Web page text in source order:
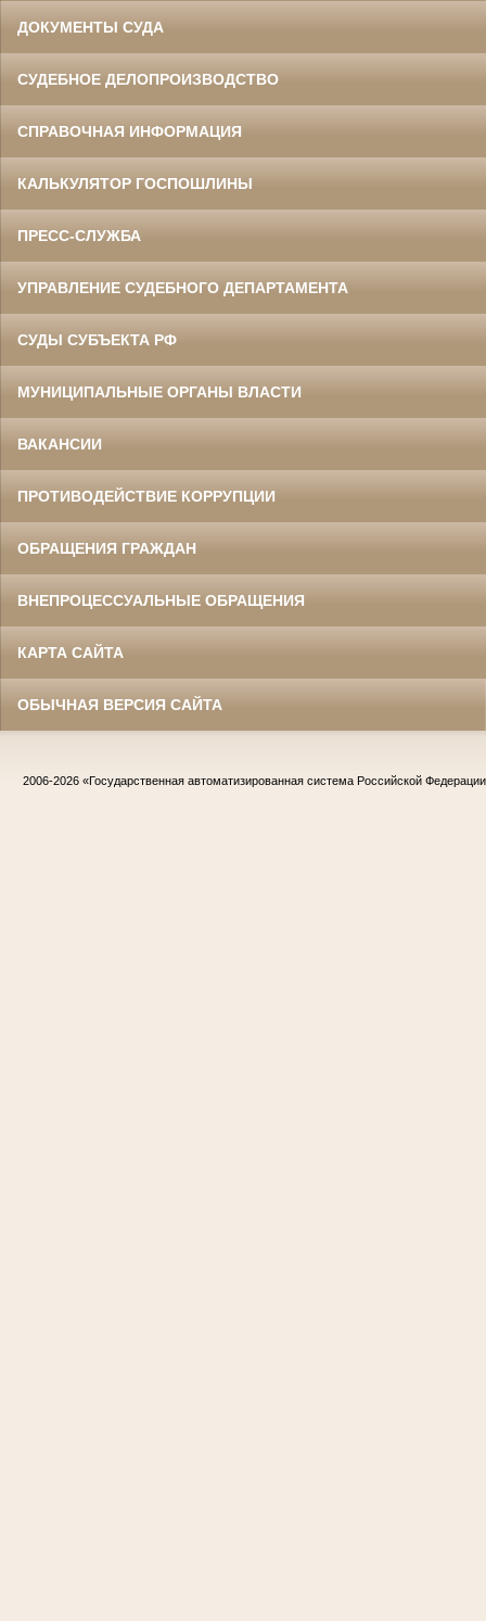
ДОКУМЕНТЫ СУДА
СУДЕБНОЕ ДЕЛОПРОИЗВОДСТВО
СПРАВОЧНАЯ ИНФОРМАЦИЯ
КАЛЬКУЛЯТОР ГОСПОШЛИНЫ
ПРЕСС-СЛУЖБА
УПРАВЛЕНИЕ СУДЕБНОГО ДЕПАРТАМЕНТА
СУДЫ СУБЪЕКТА РФ
МУНИЦИПАЛЬНЫЕ ОРГАНЫ ВЛАСТИ
ВАКАНСИИ
ПРОТИВОДЕЙСТВИЕ КОРРУПЦИИ
ОБРАЩЕНИЯ ГРАЖДАН
ВНЕПРОЦЕССУАЛЬНЫЕ ОБРАЩЕНИЯ
КАРТА САЙТА
ОБЫЧНАЯ ВЕРСИЯ САЙТА
2006-2026 «Государственная автоматизированная система Российской